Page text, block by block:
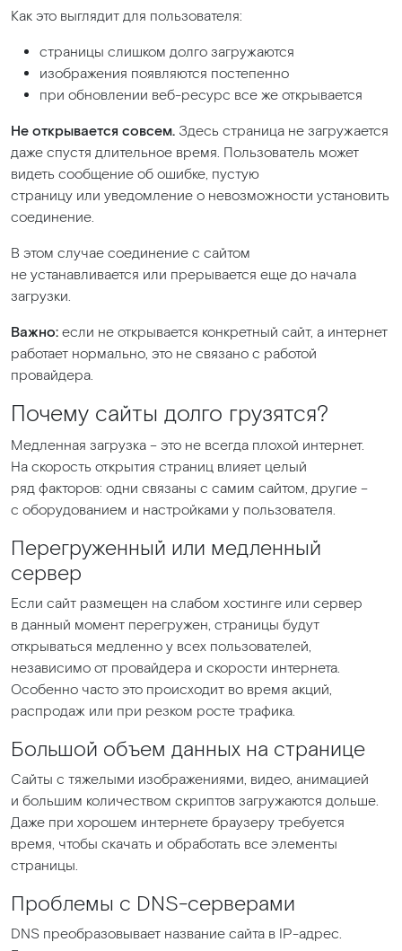
Как это выглядит для пользователя:
страницы слишком долго загружаются
изображения появляются постепенно
при обновлении веб-ресурс все же открывается
Не открывается совсем. Здесь страница не загружается
даже спустя длительное время. Пользователь может
видеть сообщение об ошибке, пустую
страницу или уведомление о невозможности установить
соединение.
В этом случае соединение с сайтом
не устанавливается или прерывается еще до начала
загрузки.
Важно:если не открывается конкретный сайт, а интернет
работает нормально, это не связано с работой
провайдера.
Почему сайты долго грузятся?
Медленная загрузка – это не всегда плохой интернет.
На скорость открытия страниц влияет целый
ряд факторов: одни связаны с самим сайтом, другие –
с оборудованием и настройками у пользователя.
Перегруженный или медленный
сервер
Если сайт размещен на слабом хостинге или сервер
в данный момент перегружен, страницы будут
открываться медленно у всех пользователей,
независимо от провайдера и скорости интернета.
Особенно часто это происходит во время акций,
распродаж или при резком росте трафика.
Большой объем данных на странице
Сайты с тяжелыми изображениями, видео, анимацией
и большим количеством скриптов загружаются дольше.
Даже при хорошем интернете браузеру требуется
время, чтобы скачать и обработать все элементы
страницы.
Проблемы с DNS-серверами
DNS преобразовывает название сайта в IP-адрес.